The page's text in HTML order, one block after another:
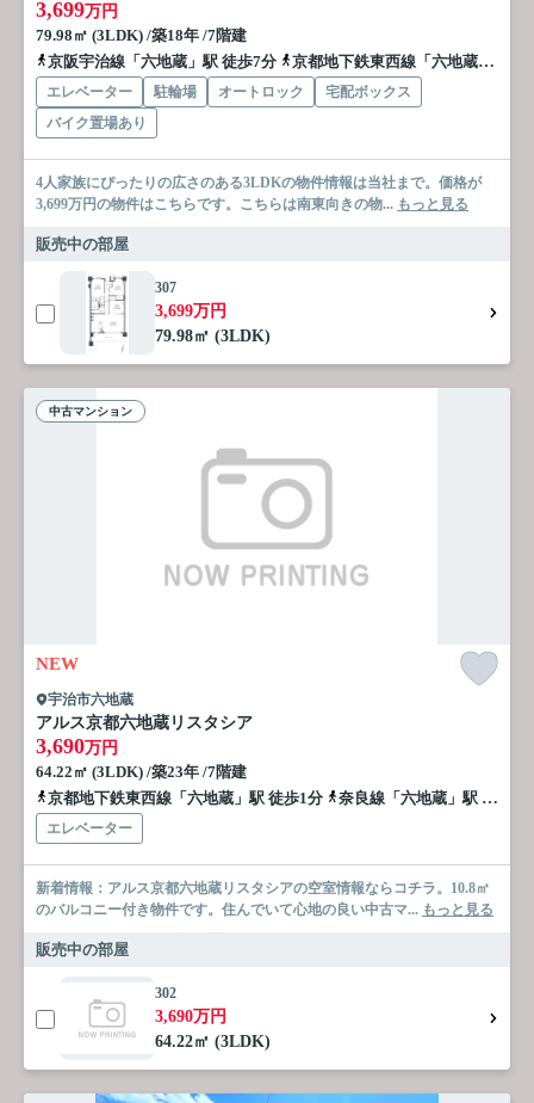
3,699万円
79.98㎡ (3LDK) /築18年 /7階建
京阪宇治線「六地蔵」駅 徒歩7分
京都地下鉄東西線「六地蔵」駅 徒歩9分
エレベーター 駐輪場 オートロック
宅配ボックス
バイク置場あり
4人家族にぴったりの広さのある3LDKの物件情報は当社まで。価格が
3,699万円の物件はこちらです。こちらは南東向きの物... もっと見る
販売中の部屋
307
3,699万円
79.98㎡ (3LDK)
中古マンション
NEW
宇治市六地蔵
アルス京都六地蔵リスタシア
3,690万円
64.22㎡ (3LDK) /築23年 /7階建
京都地下鉄東西線「六地蔵」駅 徒歩1分
奈良線「六地蔵」駅 徒歩5分
エレベーター
新着情報：アルス京都六地蔵リスタシアの空室情報ならコチラ。10.8㎡
のバルコニー付き物件です。住んでいて心地の良い中古マ... もっと見る
販売中の部屋
302
3,690万円
64.22㎡ (3LDK)